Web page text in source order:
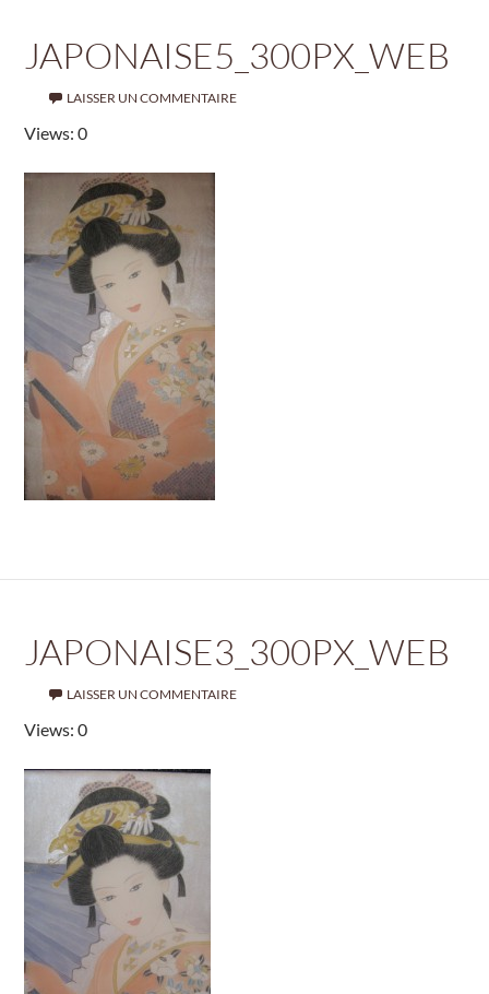
JAPONAISE5_300PX_WEB
LAISSER UN COMMENTAIRE
Views: 0
JAPONAISE3_300PX_WEB
LAISSER UN COMMENTAIRE
Views: 0